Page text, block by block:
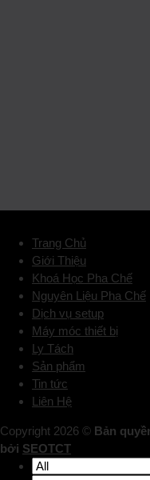
Trang Chủ
Giới Thiệu
Khoá Học Pha Chế
Nguyên Liệu Pha Chế
Dịch vụ setup
Máy móc thiết bị
Ly Tách
Sản phẩm
Tin tức
Liên Hệ
Copyright 2026 © Bản
bởi SEOTCT